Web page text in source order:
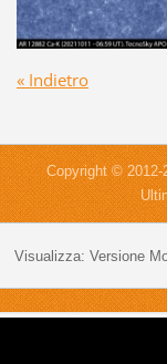
« Indietro
Copyright ©
Visualizza: Versione